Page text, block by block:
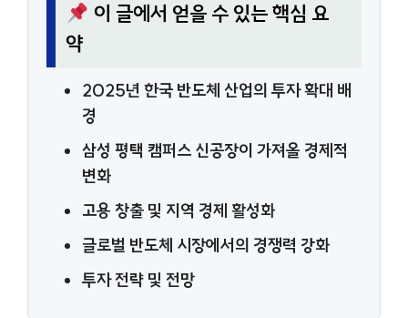
이 글에서 얻을 수 있는 핵심 요
약
2025년 한국 반도체 산업의 투자 확대 배
경
삼성 평택 캠퍼스 신공장이 가져올 경제적
변화
고용 창출 및 지역 경제 활성화
글로벌 반도체 시장에서의 경쟁력 강화
투자 전략 및 전망